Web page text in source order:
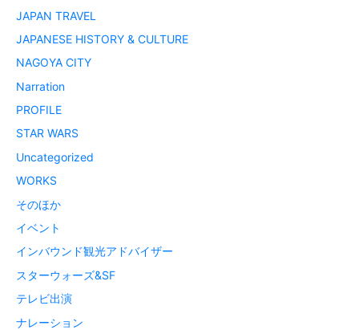
JAPAN TRAVEL
JAPANESE HISTORY & CULTURE
NAGOYA CITY
Narration
PROFILE
STAR WARS
Uncategorized
WORKS
そのほか
イベント
インバウンド観光アドバイザー
スターウォーズ&SF
テレビ出演
ナレーション